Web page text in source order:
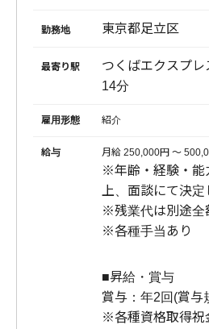
勤務地 東京都足立区
最寄り駅
つくばエクスプ
14分
雇用形態 紹介
給与 月給 250,000円 〜
※年齢・経験・能
上、面談にて決定
※残業代は別途全
※各種手当あり
■昇給・賞与
賞与：年2回(賞与
※各種資格取得祝